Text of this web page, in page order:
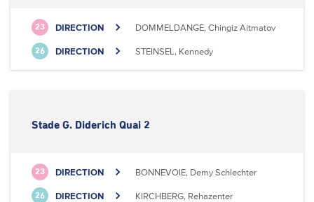
23 DIRECTION DOMMELDANGE, Chingiz Aitmatov
26 DIRECTION STEINSEL, Kennedy
Stade G. Diderich Quai 2
23 DIRECTION BONNEVOIE, Demy Schlechter
26 DIRECTION KIRCHBERG, Rehazenter